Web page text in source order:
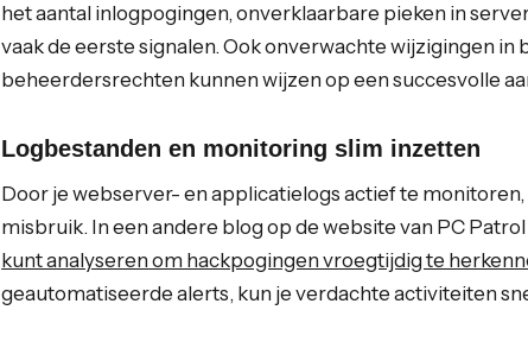
het aantal inlogpogingen, onverklaarbare pieken in
vaak de eerste signalen. Ook onverwachte wijzigingen
beheerdersrechten kunnen wijzen op een succesvolle
Logbestanden en monitoring slim inzetten
Door je webserver- en applicatielogs actief te
misbruik. In een andere blog op de website van PC
kunt analyseren om hackpogingen vroegtijdig te
geautomatiseerde alerts, kun je verdachte activiteiten